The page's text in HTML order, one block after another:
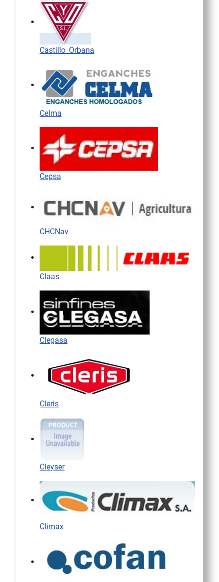
Castillo_Orbana
Celma
Cepsa
CHCNav
Claas
Clegasa
Cleris
Cleyser
Climax